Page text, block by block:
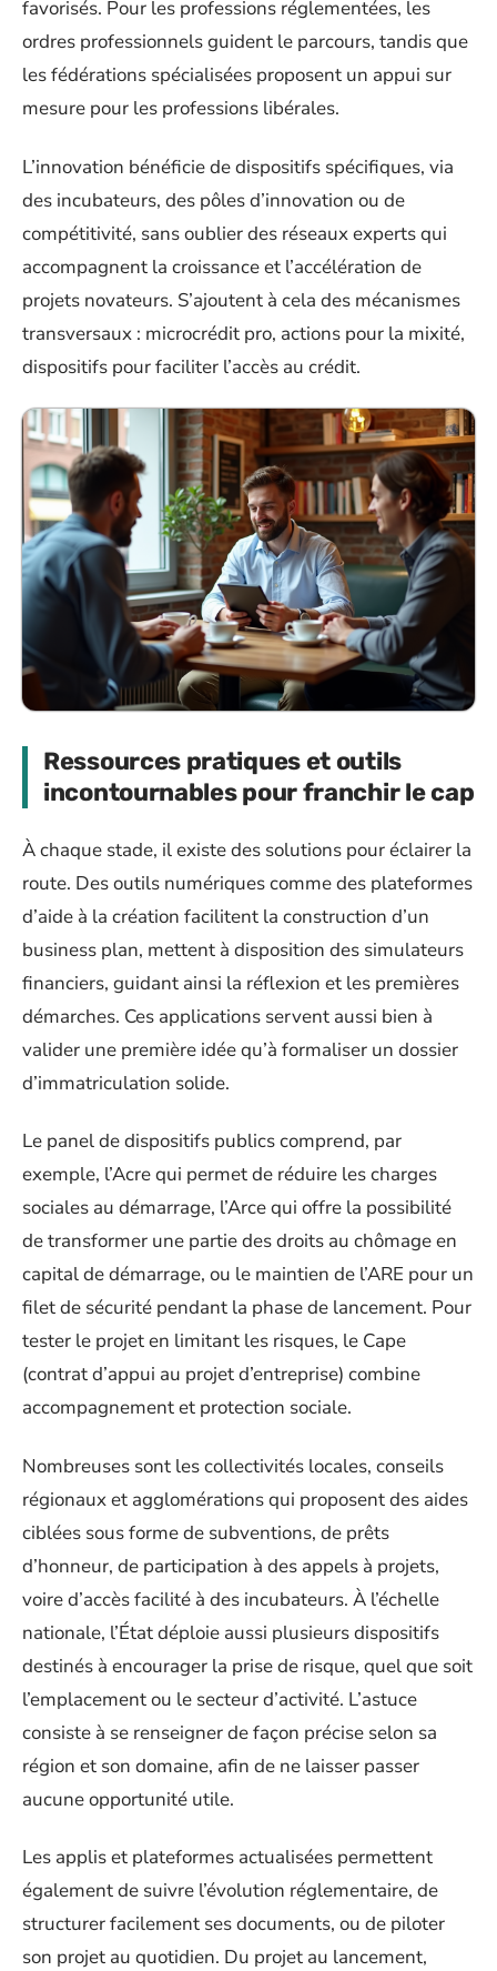
favorisés. Pour les professions réglementées, les
ordres professionnels guident le parcours, tandis que
les fédérations spécialisées proposent un appui sur
mesure pour les professions libérales.
L’innovation bénéficie de dispositifs spécifiques, via
des incubateurs, des pôles d’innovation ou de
compétitivité, sans oublier des réseaux experts qui
accompagnent la croissance et l’accélération de
projets novateurs. S’ajoutent à cela des mécanismes
transversaux : microcrédit pro, actions pour la mixité,
dispositifs pour faciliter l’accès au crédit.
Ressources pratiques et outils
incontournables pour franchir le cap
À chaque stade, il existe des solutions pour éclairer la
route. Des outils numériques comme des plateformes
d’aide à la création facilitent la construction d’un
business plan, mettent à disposition des simulateurs
financiers, guidant ainsi la réflexion et les premières
démarches. Ces applications servent aussi bien à
valider une première idée qu’à formaliser un dossier
d’immatriculation solide.
Le panel de dispositifs publics comprend, par
exemple, l’Acre qui permet de réduire les charges
sociales au démarrage, l’Arce qui offre la possibilité
de transformer une partie des droits au chômage en
capital de démarrage, ou le maintien de l’ARE pour un
filet de sécurité pendant la phase de lancement. Pour
tester le projet en limitant les risques, le Cape
(contrat d’appui au projet d’entreprise) combine
accompagnement et protection sociale.
Nombreuses sont les collectivités locales, conseils
régionaux et agglomérations qui proposent des aides
ciblées sous forme de subventions, de prêts
d’honneur, de participation à des appels à projets,
voire d’accès facilité à des incubateurs. À l’échelle
nationale, l’État déploie aussi plusieurs dispositifs
destinés à encourager la prise de risque, quel que soit
l’emplacement ou le secteur d’activité. L’astuce
consiste à se renseigner de façon précise selon sa
région et son domaine, afin de ne laisser passer
aucune opportunité utile.
Les applis et plateformes actualisées permettent
également de suivre l’évolution réglementaire, de
structurer facilement ses documents, ou de piloter
son projet au quotidien. Du projet au lancement,